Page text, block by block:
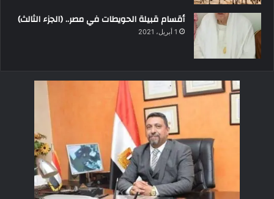
أقسام قبيلة الحويطات في مصر.. (الجزء الثالث)
1 أبريل، 2021